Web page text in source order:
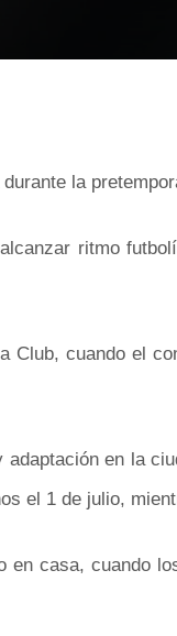
la
ritmo
cuando el
en la
el 1 de julio,
casa, cuando